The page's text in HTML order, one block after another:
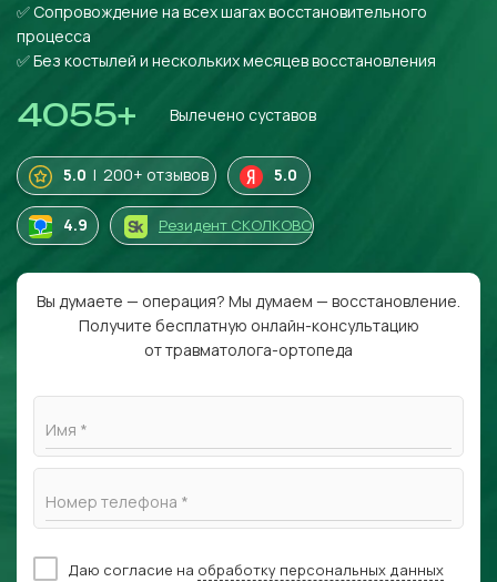
✅ Сопровождение на всех шагах восстановительного
процесса
✅ Без костылей и нескольких месяцев восстановления
4055+ Вылечено суставов
5.0 | 200+ отзывов 5.0
4.9 Резидент СКОЛКОВО
Вы думаете — операция? Мы думаем — восстановление.
Получите бесплатную онлайн-консультацию
от травматолога-ортопеда
Имя *
Номер телефона *
Даю согласие на обработку персональных данных